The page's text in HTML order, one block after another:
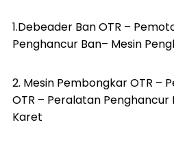
1.Debeader Ban OTR –
Penghancur Ban– Mesin
2. Mesin Pembongkar OTR –
OTR – Peralatan Penghancur
Karet